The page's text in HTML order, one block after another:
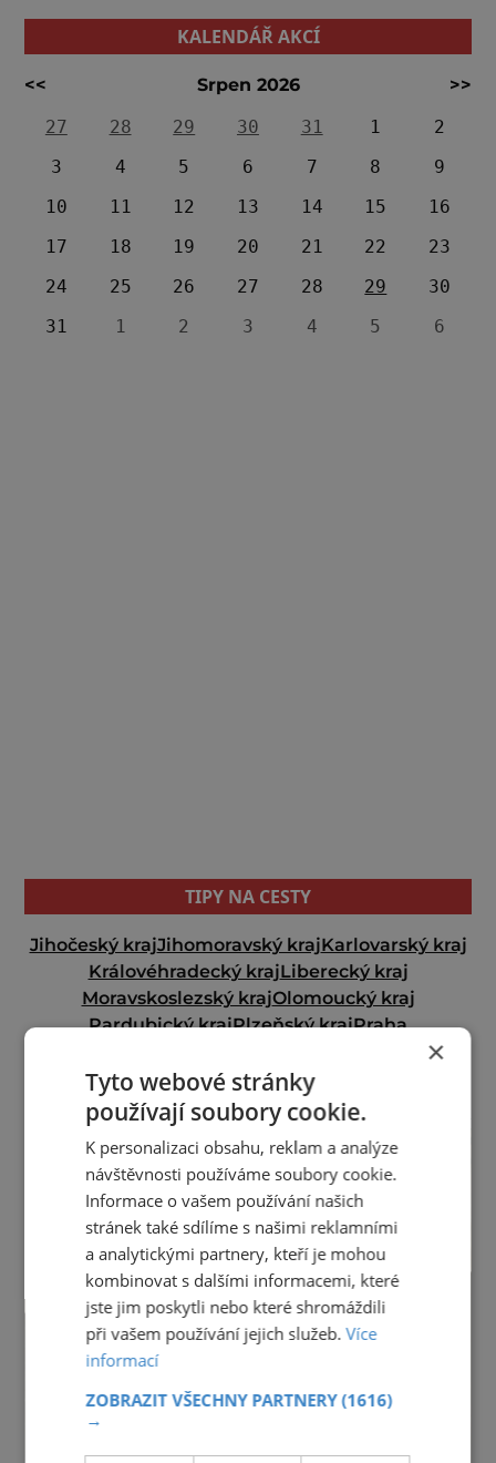
KALENDÁŘ AKCÍ
<< Srpen 2026
>>
27
28 29 30 31 1
2
3
4 5 6 7 8
9
10
11 12 13 14 15
16
17
18 19 20 21 22
23
24
25 26 27 28 29
30
31
1 2 3 4 5 6
TIPY NA CESTY
Jihočeský krajJihomoravský krajKarlovarský kraj
Královéhradecký krajLiberecký kraj
Moravskoslezský krajOlomoucký kraj
Pardubický krajPlzeňský krajPraha
Zlínský kraj
reklama
×
Tyto webové stránky
používají soubory cookie.
K personalizaci obsahu, reklam a analýze
návštěvnosti používáme soubory cookie.
Informace o vašem používání našich
stránek také sdílíme s našimi reklamními
a analytickými partnery, kteří je mohou
kombinovat s dalšími informacemi, které
jste jim poskytli nebo které shromáždili
při vašem používání jejich služeb.Více
informací
ZOBRAZIT VŠECHNY PARTNERY(1616)
→